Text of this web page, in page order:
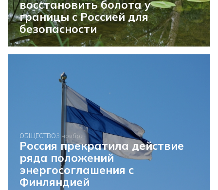
восстановить болота у
границы с Россией для
безопасности
ОБЩЕСТВО3 ноября
Россия прекратила действие
ряда положений
энергосоглашения с
Финляндией